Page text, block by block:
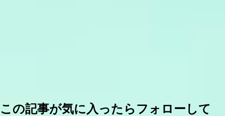
この記事が気に入ったらフォローして